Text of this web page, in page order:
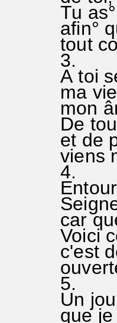
Tu
afin°
tout
3.
A toi
ma
mon
De
et de
viens
4.
car
Voici
c'est
5.
Un
que